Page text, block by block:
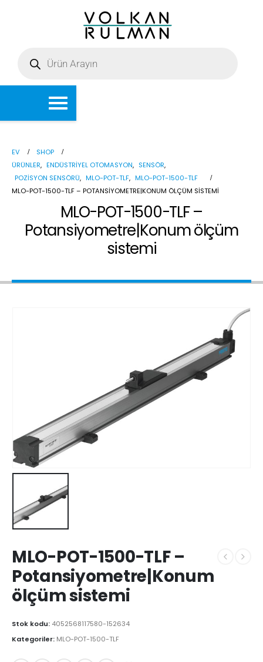
EV
SHOP
ÜRÜNLER, ENDÜSTRIYEL OTOMASYON, SENSÖR,
POZISYON SENSÖRÜ, MLO-POT-TLF, MLO-POT-1500-TLF
MLO-POT-1500-TLF – POTANSIYOMETRE|KONUM ÖLÇÜM SISTEMI
MLO-POT-1500-TLF –
Potansiyometre|Konum ölçüm
sistemi
MLO-POT-1500-TLF –
Potansiyometre|Konum
ölçüm sistemi
Stok kodu: 4052568117580-152634
Kategoriler: MLO-POT-1500-TLF